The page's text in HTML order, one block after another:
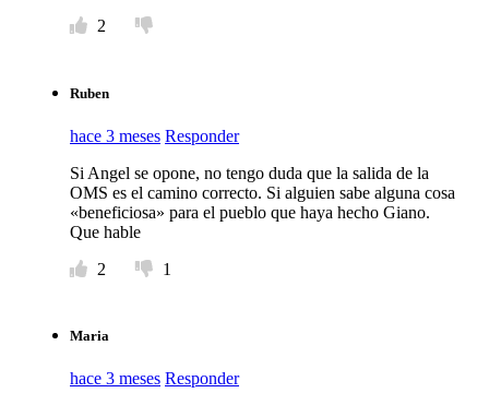
2
Ruben
hace 3 meses Responder
Si Angel se opone, no tengo duda que la salida de la
OMS es el camino correcto. Si alguien sabe alguna cosa
«beneficiosa» para el pueblo que haya hecho Giano.
Que hable
2
1
Maria
hace 3 meses Responder